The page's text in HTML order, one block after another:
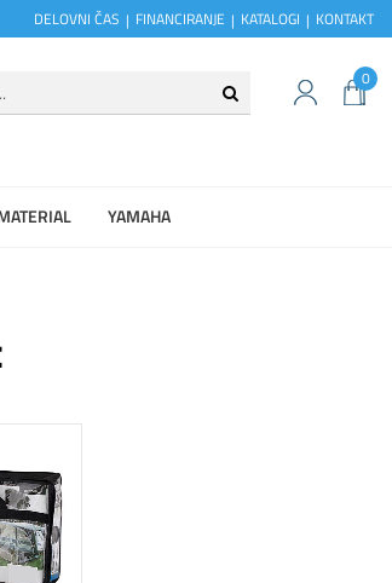
DELOVNI ČAS FINANCIRANJE KATALOGI KONTAKT
0
YAMAHA